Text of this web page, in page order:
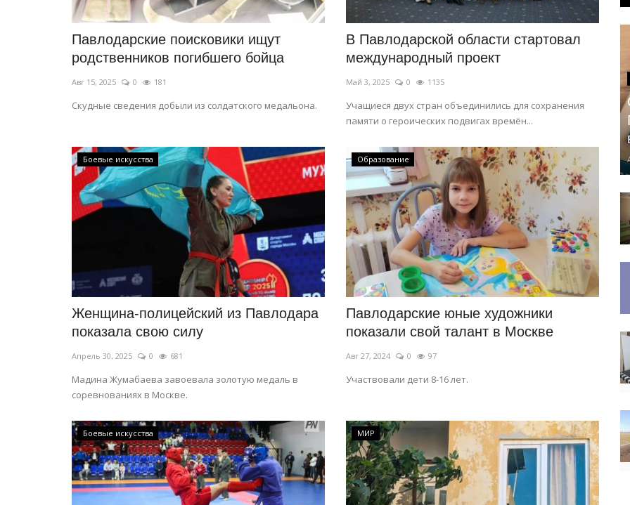
Павлодарские поисковики ищут
родственников погибшего бойца
Авг 15, 2025 0 181
Скудные сведения добыли из солдатского медальона.
В Павлодарской области стартовал
международный проект
Май 3, 2025 0 1135
Учащиеся двух стран объединились для сохранения
памяти о героических подвигах времён...
Боевые искусства
Женщина-полицейский из Павлодара
показала свою силу
Апрель 30, 2025 0 681
Мадина Жумабаева завоевала золотую медаль в
соревнованиях в Москве.
Образование
Павлодарские юные художники
показали свой талант в Москве
Авг 27, 2024 0 97
Участвовали дети 8-16 лет.
Боевые искусства МИР